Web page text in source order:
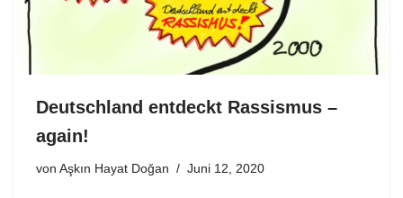
Deutschland entdeckt Rassismus –
again!
von Aşkın Hayat Doğan Juni 12, 2020